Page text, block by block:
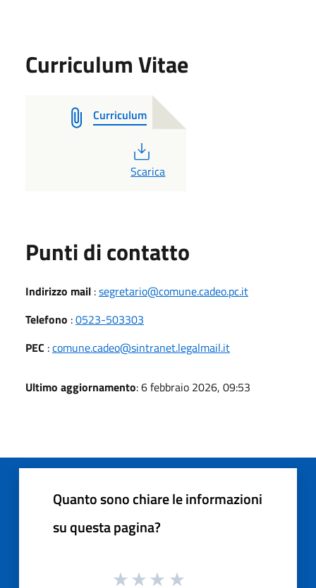
Curriculum Vitae
Curriculum
PDF
Scarica
Punti di contatto
Indirizzo mail :segretario@comune.cadeo.pc.it
Telefono :0523-503303
PEC :comune.cadeo@sintranet.legalmail.it
Ultimo aggiornamento: 6 febbraio 2026, 09:53
Quanto sono chiare le informazioni
su questa pagina?